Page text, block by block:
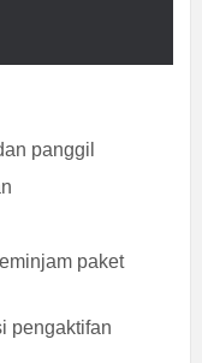
panggil
paket
pengaktifan